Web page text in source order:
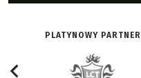
PLATYNOWY PARTNER